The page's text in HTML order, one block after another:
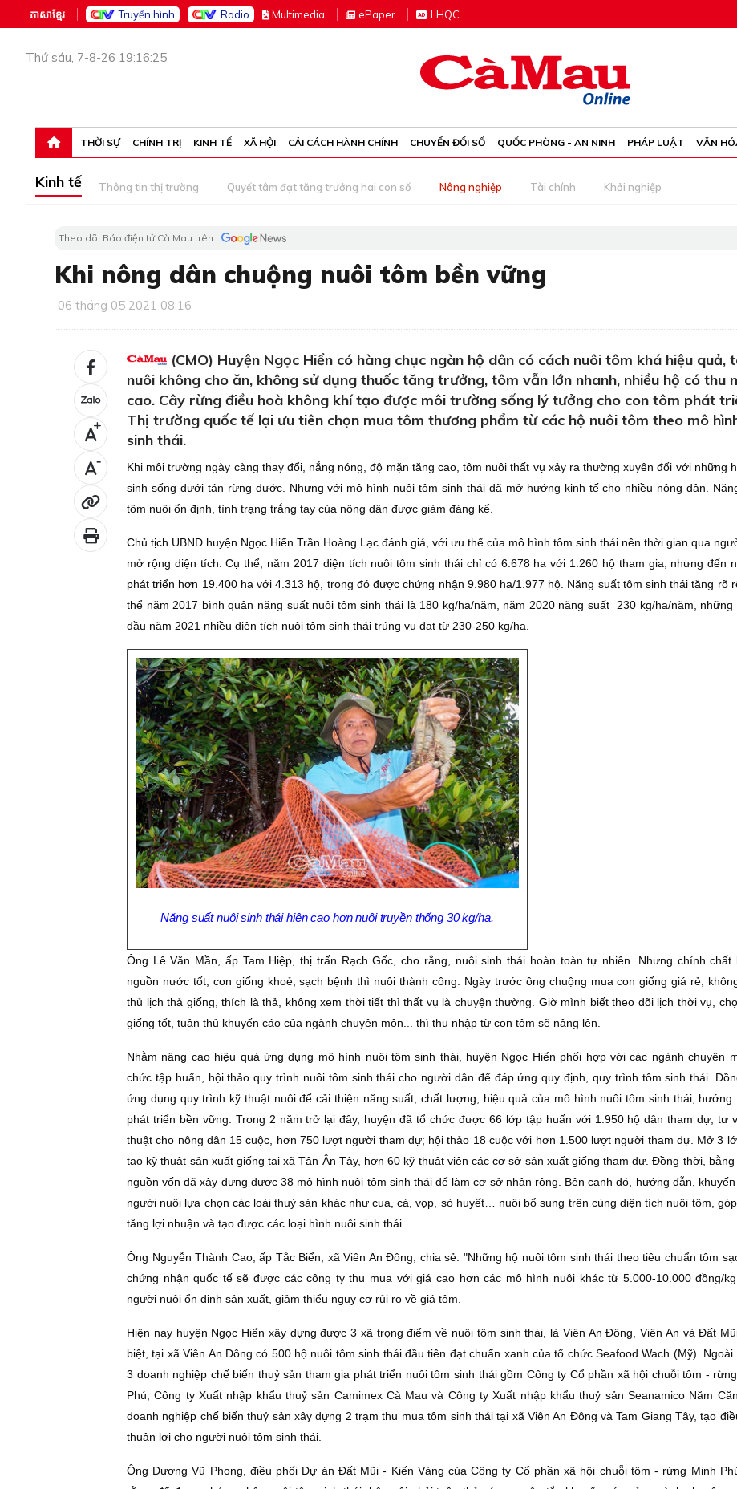
ភាសាខ្មែរ Truyền hình Radio Multimedia ePaper LHQC
Thứ sáu, 7-8-26 19:16:25
THỜI SỰ CHÍNH TRỊ KINH TẾ XÃ HỘI CẢI CÁCH HÀNH CHÍNH CHUYỂN ĐỔI SỐ QUỐC PHÒNG - AN NINH PHÁP LUẬT VĂN
Kinh tế Thông tin thị trường Quyết tâm đạt tăng trưởng hai con số Nông nghiệp Tài chính Khởi nghiệp
Theo dõi Báo điện tử Cà Mau trên
Khi nông dân chuộng nuôi tôm bền vững
06 tháng 05 2021 08:16
+
-
(CMO) Huyện Ngọc Hiển có hàng chục ngàn hộ dân có cách nuôi tôm khá hiệu quả,
nuôi không cho ăn, không sử dụng thuốc tăng trưởng, tôm vẫn lớn nhanh, nhiều hộ có thu
cao. Cây rừng điều hoà không khí tạo được môi trường sống lý tưởng cho con tôm phát
Thị trường quốc tế lại ưu tiên chọn mua tôm thương phẩm từ các hộ nuôi tôm theo mô
sinh thái.
Khi môi trường ngày càng thay đổi, nắng nóng, độ mặn tăng cao, tôm nuôi thất vụ xảy ra thường xuyên đối với những
sinh sống dưới tán rừng đước. Nhưng với mô hình nuôi tôm sinh thái đã mở hướng kinh tế cho nhiều nông dân.
tôm nuôi ổn định, tình trạng trắng tay của nông dân được giảm đáng kể.
Chủ tịch UBND huyện Ngọc Hiển Trần Hoàng Lạc đánh giá, với ưu thế của mô hình tôm sinh thái nên thời gian qua
mở rộng diện tích. Cụ thể, năm 2017 diện tích nuôi tôm sinh thái chỉ có 6.678 ha với 1.260 hộ tham gia, nhưng đến
phát triển hơn 19.400 ha với 4.313 hộ, trong đó được chứng nhận 9.980 ha/1.977 hộ. Năng suất tôm sinh thái tăng rõ
thể năm 2017 bình quân năng suất nuôi tôm sinh thái là 180 kg/ha/năm, năm 2020 năng suất 230 kg/ha/năm, những
đầu năm 2021 nhiều diện tích nuôi tôm sinh thái trúng vụ đạt từ 230-250 kg/ha.
Năng suất nuôi sinh thái hiện cao hơn nuôi truyền thống 30 kg/ha.
Ông Lê Văn Mần, ấp Tam Hiệp, thị trấn Rạch Gốc, cho rằng, nuôi sinh thái hoàn toàn tự nhiên. Nhưng chính chất
nguồn nước tốt, con giống khoẻ, sạch bệnh thì nuôi thành công. Ngày trước ông chuộng mua con giống giá rẻ,
thủ lịch thả giống, thích là thả, không xem thời tiết thì thất vụ là chuyện thường. Giờ mình biết theo dõi lịch thời vụ,
giống tốt, tuân thủ khuyến cáo của ngành chuyên môn... thì thu nhập từ con tôm sẽ nâng lên.
Nhằm nâng cao hiệu quả ứng dụng mô hình nuôi tôm sinh thái, huyện Ngọc Hiển phối hợp với các ngành chuyên
chức tập huấn, hội thảo quy trình nuôi tôm sinh thái cho người dân để đáp ứng quy định, quy trình tôm sinh thái.
ứng dụng quy trình kỹ thuật nuôi để cải thiện năng suất, chất lượng, hiệu quả của mô hình nuôi tôm sinh thái, hướng
phát triển bền vững. Trong 2 năm trở lại đây, huyện đã tổ chức được 66 lớp tập huấn với 1.950 hộ dân tham dự; tư
thuật cho nông dân 15 cuộc, hơn 750 lượt người tham dự; hội thảo 18 cuộc với hơn 1.500 lượt người tham dự. Mở 3
tạo kỹ thuật sản xuất giống tại xã Tân Ân Tây, hơn 60 kỹ thuật viên các cơ sở sản xuất giống tham dự. Ðồng thời, bằng
nguồn vốn đã xây dựng được 38 mô hình nuôi tôm sinh thái để làm cơ sở nhân rộng. Bên cạnh đó, hướng dẫn,
người nuôi lựa chọn các loài thuỷ sản khác như cua, cá, vọp, sò huyết… nuôi bổ sung trên cùng diện tích nuôi tôm,
tăng lợi nhuận và tạo được các loại hình nuôi sinh thái.
Ông Nguyễn Thành Cao, ấp Tắc Biển, xã Viên An Ðông, chia sẻ: "Những hộ nuôi tôm sinh thái theo tiêu chuẩn tôm
chứng nhận quốc tế sẽ được các công ty thu mua với giá cao hơn các mô hình nuôi khác từ 5.000-10.000 đồng/
người nuôi ổn định sản xuất, giảm thiểu nguy cơ rủi ro về giá tôm.
Hiện nay huyện Ngọc Hiển xây dựng được 3 xã trọng điểm về nuôi tôm sinh thái, là Viên An Ðông, Viên An và Ðất
biệt, tại xã Viên An Ðông có 500 hộ nuôi tôm sinh thái đầu tiên đạt chuẩn xanh của tổ chức Seafood Wach (Mỹ). Ngoài
3 doanh nghiệp chế biến thuỷ sản tham gia phát triển nuôi tôm sinh thái gồm Công ty Cổ phần xã hội chuỗi tôm -
Phú; Công ty Xuất nhập khẩu thuỷ sản Camimex Cà Mau và Công ty Xuất nhập khẩu thuỷ sản Seanamico Năm
doanh nghiệp chế biến thuỷ sản xây dựng 2 trạm thu mua tôm sinh thái tại xã Viên An Ðông và Tam Giang Tây, tạo
thuận lợi cho người nuôi tôm sinh thái.
Ông Dương Vũ Phong, điều phối Dự án Ðất Mũi - Kiến Vàng của Công ty Cổ phần xã hội chuỗi tôm - rừng Minh